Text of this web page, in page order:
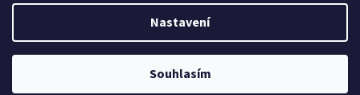
Nastavení
Souhlasím
602 112 602
Vytvořil Shoptet